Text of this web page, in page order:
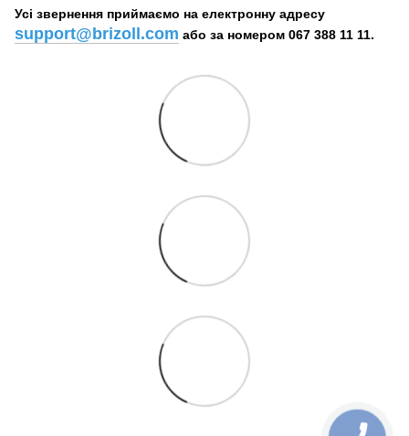
Усі звернення приймаємо на електронну адресу
support@brizoll.com або за номером 067 388 11 11.